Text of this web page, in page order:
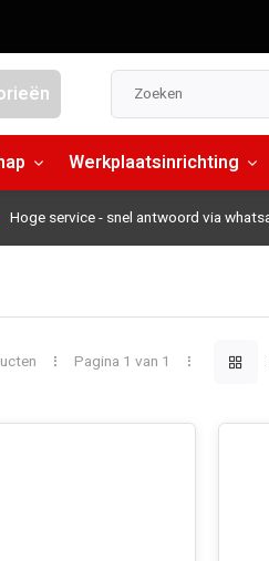
Werkplaatsinrichting
Hoge service- snel antwoord via
Pagina 1 van 1